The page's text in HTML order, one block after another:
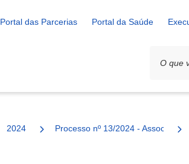
Portal das Parcerias Portal da Saúde
2024 Processo nº 13/2024 -